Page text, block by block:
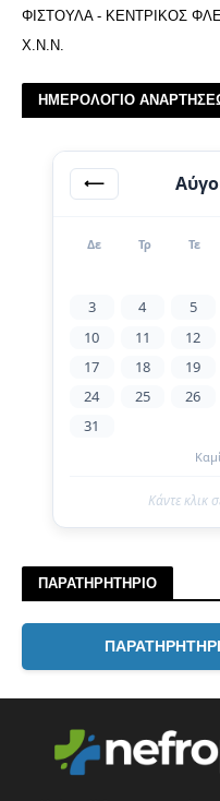
ΦΙΣΤΟΥΛΑ - ΚΕΝΤΡΙΚΟΣ
Χ.Ν.Ν.
ΗΜΕΡΟΛΟΓΙΟ
⟵
Δε Τρ Τε
3
4 5
10
11 12
17
18 19
24
25 26
31
Κάντε κλικ
ΠΑΡΑΤΗΡΗΤΗΡΙΟ